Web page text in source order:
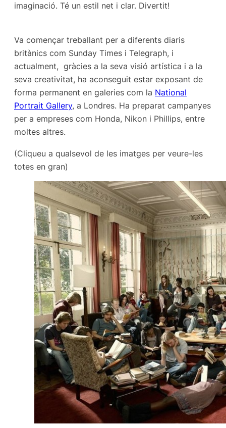
imaginació. Té un estil net i clar. Divertit!
Va començar treballant per a diferents diaris
britànics com Sunday Times i Telegraph, i
actualment, gràcies a la seva visió artística i a la
seva creativitat, ha aconseguit estar exposant de
forma permanent en galeries com la National
Portrait Gallery, a Londres. Ha preparat campanyes
per a empreses com Honda, Nikon i Phillips, entre
moltes altres.
(Cliqueu a qualsevol de les imatges per veure-les
totes en gran)